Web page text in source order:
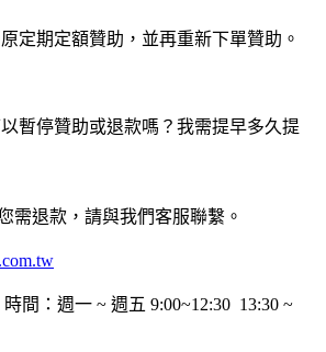
定期定額贊助，並再重新下單贊助。
暫停贊助或退款嗎？我需提早多久提
需退款，請與我們客服聯繫。
時間：週一 ~ 週五 9:00~12:30 13:30 ~